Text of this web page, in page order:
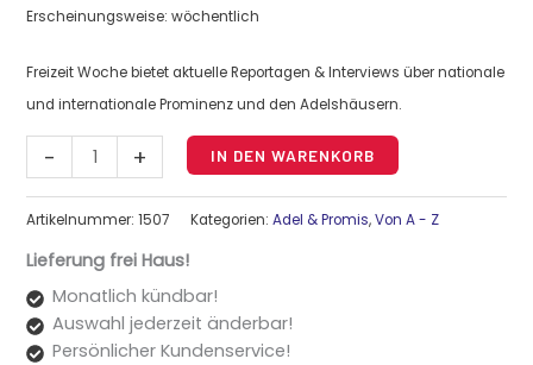
Erscheinungsweise: wöchentlich
Freizeit Woche bietet aktuelle Reportagen & Interviews über nationale
und internationale Prominenz und den Adelshäusern.
- + IN DEN WARENKORB
Artikelnummer:1507 Kategorien:Adel & Promis,Von A - Z
Lieferung frei Haus!
Monatlich kündbar!
Auswahl jederzeit änderbar!
Persönlicher Kundenservice!